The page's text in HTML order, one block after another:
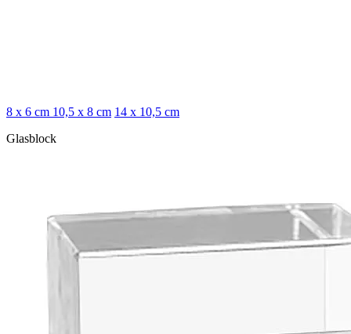
8 x 6 cm 10,5 x 8 cm 14 x 10,5 cm
Glasblock